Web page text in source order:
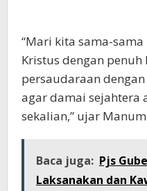
“Mari kita sama-
Kristus dengan
persaudaraan
agar damai sejahtera
sekalian,” ujar
Baca juga: Pjs
Laksanakan dan